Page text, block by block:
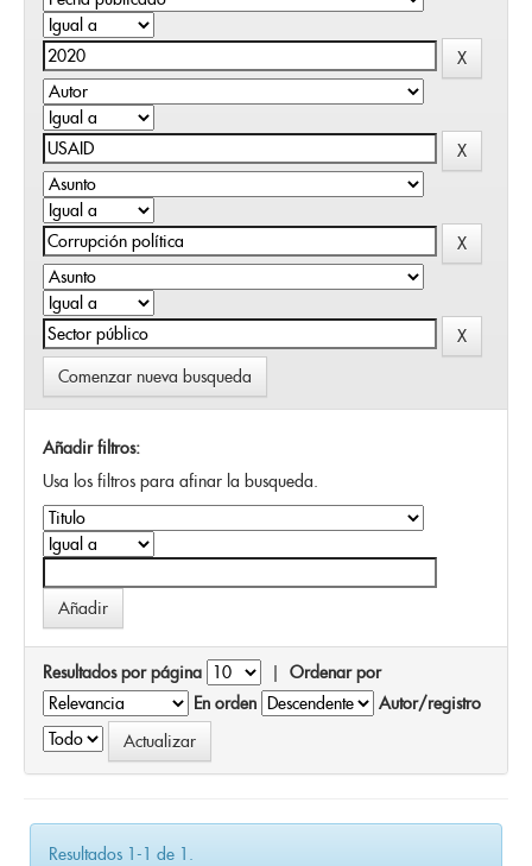
Comenzar nueva busqueda
Añadir filtros:
Usa los filtros para afinar la busqueda.
Resultados por página | Ordenar por
En orden
Autor/registro
Resultados 1-1 de 1.